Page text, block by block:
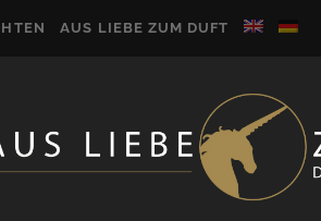
AUS LIEBE ZUM DUFT